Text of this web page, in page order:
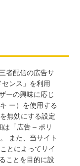
者配信の広告サ
ンス」を利用
ーの興味に応じ
ー）を使用する
無効にする設定
「広告 – ポリ
また、当サイト
とによってサイ
ことを目的に設